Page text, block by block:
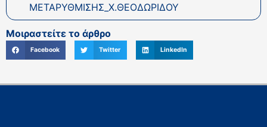
ΜΕΤΑΡΥΘΜΙΣΗΣ_Χ.ΘΕΟΔΩΡΙΔΟΥ
Μοιραστείτε το άρθρο
Facebook Twitter LinkedIn